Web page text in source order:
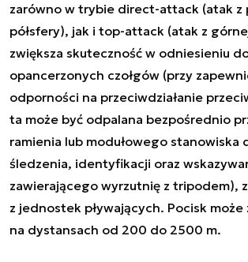
zarówno w trybie direct-attack (atak z
półsfery), jak i top-attack (atak z
zwiększa skuteczność w odniesieniu
opancerzonych czołgów (przy
odporności na przeciwdziałanie
ta może być odpalana bezpośrednio
ramienia lub modułowego stanowiska
śledzenia, identyfikacji oraz
zawierającego wyrzutnię z tripodem),
z jednostek pływających. Pocisk może
na dystansach od 200 do 2500 m.